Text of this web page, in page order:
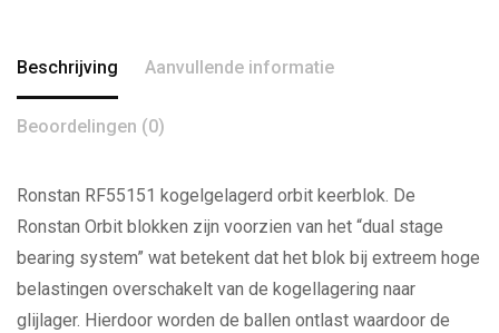
Beschrijving Aanvullende informatie
Beoordelingen (0)
Ronstan RF55151 kogelgelagerd orbit keerblok. De
Ronstan Orbit blokken zijn voorzien van het “dual stage
bearing system” wat betekent dat het blok bij extreem hoge
belastingen overschakelt van de kogellagering naar
glijlager. Hierdoor worden de ballen ontlast waardoor de